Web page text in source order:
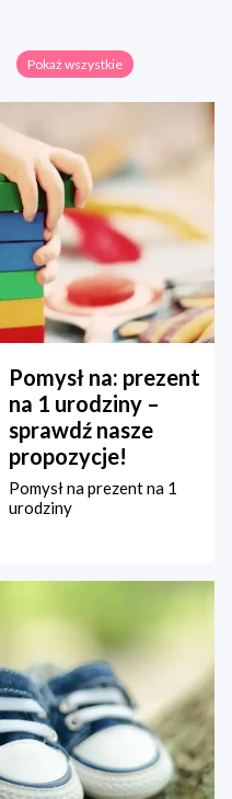
Pokaż wszystkie
Pomysł na: prezent
na 1 urodziny –
sprawdź nasze
propozycje!
Pomysł na prezent na 1
urodziny